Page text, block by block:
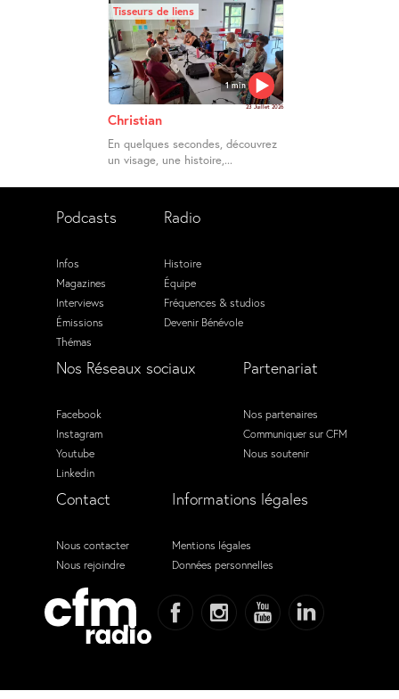
1 min
Tisseurs de liens
23 Juillet 2026
Christian
En quelques secondes, découvrez
un visage, une histoire,...
Podcasts
Infos
Magazines
Interviews
Émissions
Thémas
Radio
Histoire
Équipe
Fréquences & studios
Devenir Bénévole
Nos Réseaux sociaux
Facebook
Instagram
Youtube
Linkedin
Partenariat
Nos partenaires
Communiquer sur CFM
Nous soutenir
Contact
Nous contacter
Nous rejoindre
Informations légales
Mentions légales
Données personnelles